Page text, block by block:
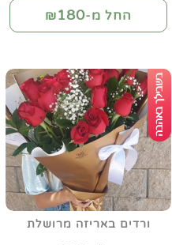
החל מ-₪180
ורדים באריזה מרושלת